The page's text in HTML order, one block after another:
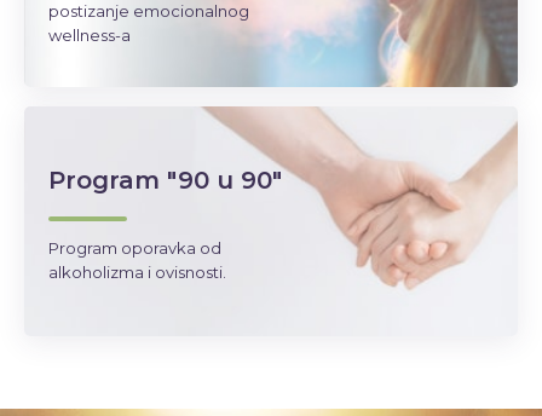
postizanje emocionalnog
wellness-a
Program "90 u 90"
Program oporavka od
alkoholizma i ovisnosti.